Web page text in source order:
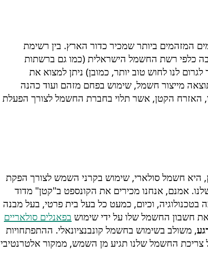
המזהמים ביותר שמכיר כדור הארץ. בין רשימת
כלפי רשת החשמל הישראלית (כמו גם ברשתות
לנו לחוש טוב יותר, כמובן) ניתן למצוא את
מייצור חשמל, שימוש בפחם מזהם ועוד כהנה
האזרח הקטן, אשר תלוי בחברת החשמל לצורך הפעלת
היא חשמל סולארי, שימוש בקרני השמש לצורך הפקת
אמנם, אנחנו מכירים את הקונספט ב"קטן" מדוד
וכיום, כמעט כל בעל בית פרטי, בעל מבנה
חשבון החשמל שלו על ידי שימוש בפאנלים סולאריים
, משולב בשימוש בחשמל קונבנציונאלי. ההתפתחויות
צריכת החשמל שלנו תגיע מן השמש, ממקור אלטרנטיבי